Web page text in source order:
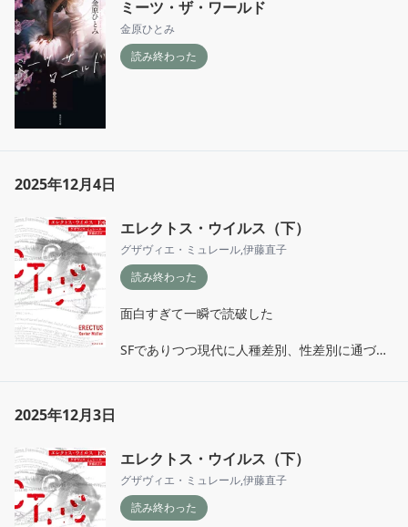
と自分の性質に気づいた
ミーツ・ザ・ワールド
金原ひとみ
読み終わった
2025年12月4日
エレクトス・ウイルス（下）
グザヴィエ・ミュレール,伊藤直子
読み終わった
面白すぎて一瞬で読破した
SFでありつつ現代に人種差別、性差別に通づる
対立“も激アツ
2025年12月3日
エレクトス・ウイルス（下）
グザヴィエ・ミュレール,伊藤直子
読み終わった